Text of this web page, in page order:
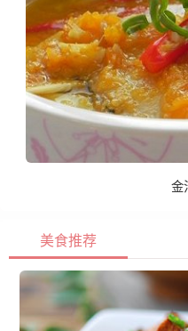
金
美食推荐